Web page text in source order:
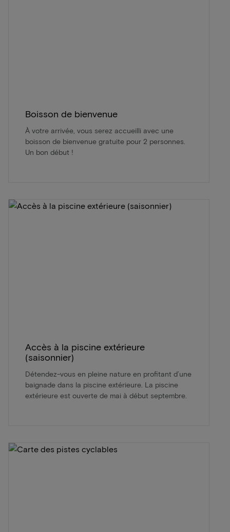
Boisson de bienvenue
À votre arrivée, vous serez accueilli avec une
boisson de bienvenue gratuite pour 2 personnes.
Un bon début !
Accès à la piscine extérieure
(saisonnier)
Détendez-vous en pleine nature en profitant d’une
baignade dans la piscine extérieure. La piscine
extérieure est ouverte de mai à début septembre.